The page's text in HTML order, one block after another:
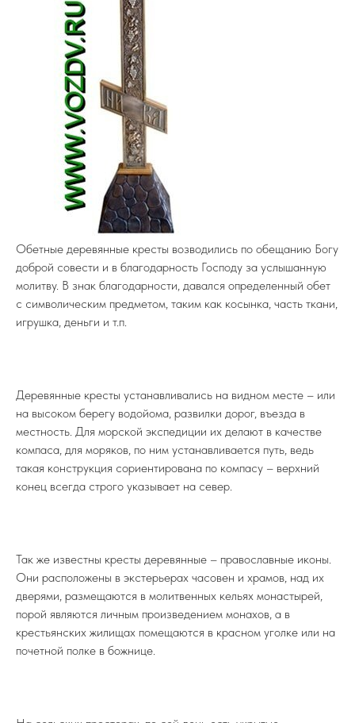
Обетные деревянные кресты возводились по обещанию Богу
доброй совести и в благодарность Господу за услышанную
молитву. В знак благодарности, давался определенный обет
с символическим предметом, таким как косынка, часть ткани,
игрушка, деньги и т.п.
Деревянные кресты устанавливались на видном месте – или
на высоком берегу водойома, развилки дорог, въезда в
местность. Для морской экспедиции их делают в качестве
компаса, для моряков, по ним устанавливается путь, ведь
такая конструкция сориентирована по компасу – верхний
конец всегда строго указывает на север.
Так же известны кресты деревянные – православные иконы.
Они расположены в экстерьерах часовен и храмов, над их
дверями, размещаются в молитвенных кельях монастырей,
порой являются личным произведением монахов, а в
крестьянских жилищах помещаются в красном уголке или на
почетной полке в божнице.